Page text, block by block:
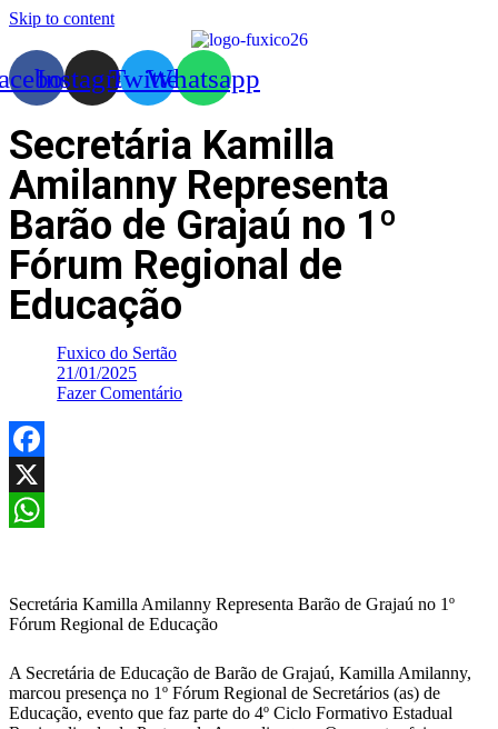
Skip to content
InstagramTwitterWhatsapp
Secretária Kamilla
Amilanny Representa
Barão de Grajaú no 1º
Fórum Regional de
Educação
Fuxico do Sertão
21/01/2025
Fazer Comentário
Facebook
X
Secretária Kamilla Amilanny Representa Barão de Grajaú no 1º
Fórum Regional de Educação
A Secretária de Educação de Barão de Grajaú, Kamilla Amilanny,
marcou presença no 1º Fórum Regional de Secretários (as) de
Educação, evento que faz parte do 4º Ciclo Formativo Estadual